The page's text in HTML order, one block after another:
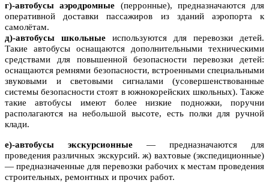
г)-автобусы аэродромные (перронные), предназначаются для
оперативной доставки пассажиров из зданий аэропорта к
самолётам.
д)-автобусы школьные используются для перевозки детей.
Такие автобусы оснащаются дополнительными техническими
средствами для повышенной безопасности перевозки детей:
оснащаются ремнями безопасности, встроенными специальными
звуковыми и световыми сигналами (усовершенствованные
системы безопасности стоят в южнокорейских школьных). Также
такие автобусы имеют более низкие подножки, поручни
располагаются на небольшой высоте, есть полки для ручной
клади.
е)-автобусы экскурсионные — предназначаются для
проведения различных экскурсий. ж) вахтовые (экспедиционные)
— предназначенные для перевозки рабочих к местам проведения
строительных, ремонтных и прочих работ.